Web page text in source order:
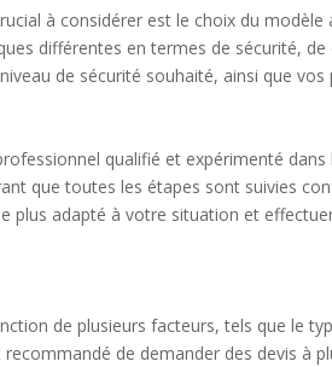
à considérer est le choix du
différentes en termes de sécurité,
de sécurité souhaité, ainsi que vos
qualifié et expérimenté
que toutes les étapes sont suivies
adapté à votre situation et
de plusieurs facteurs, tels que le
de demander des devis à